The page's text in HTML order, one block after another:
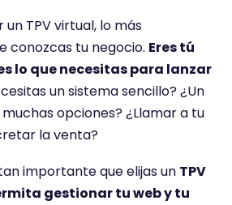
TPV virtual, lo más
conozcas tu negocio. Eres tú
lo que necesitas para lanzar
un sistema sencillo? ¿Un
opciones? ¿Llamar a tu
la venta?
importante que elijas un TPV
gestionar tu web y tu